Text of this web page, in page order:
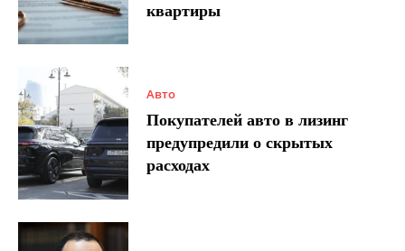
квартиры
Авто
Покупателей авто в лизинг
предупредили о скрытых
расходах